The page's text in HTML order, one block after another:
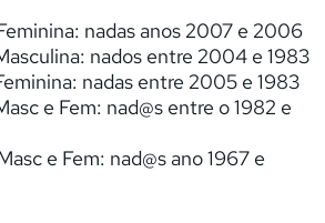
nadas anos 2007 e 2006
nados entre 2004 e 1983
nadas entre 2005 e 1983
e Fem: nad@s entre o 1982 e
e Fem: nad@s ano 1967 e